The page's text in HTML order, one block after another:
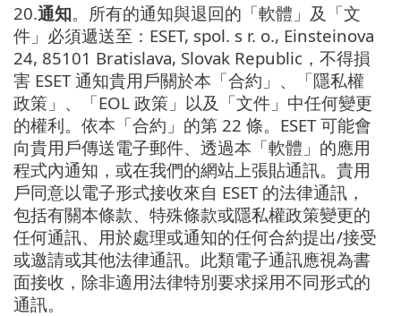
20.通知。所有的通知與退回的「軟體」及「文
件」必須遞送至：ESET, spol. s r. o., Einsteinova
24, 85101 Bratislava, Slovak Republic，不得損
害 ESET 通知貴用戶關於本「合約」、「隱私權
政策」、「EOL 政策」以及「文件」中任何變更
的權利。依本「合約」的第 22 條。ESET 可能會
向貴用戶傳送電子郵件、透過本「軟體」的應用
程式內通知，或在我們的網站上張貼通訊。貴用
戶同意以電子形式接收來自 ESET 的法律通訊，
包括有關本條款、特殊條款或隱私權政策變更的
任何通訊、用於處理或通知的任何合約提出/接受
或邀請或其他法律通訊。此類電子通訊應視為書
面接收，除非適用法律特別要求採用不同形式的
通訊。